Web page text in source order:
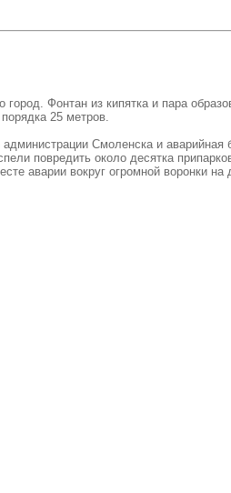
Фонтан из кипятка и пара
25 метров.
Смоленска и аварийная
повредить около десятка
аварии вокруг огромной воронки на